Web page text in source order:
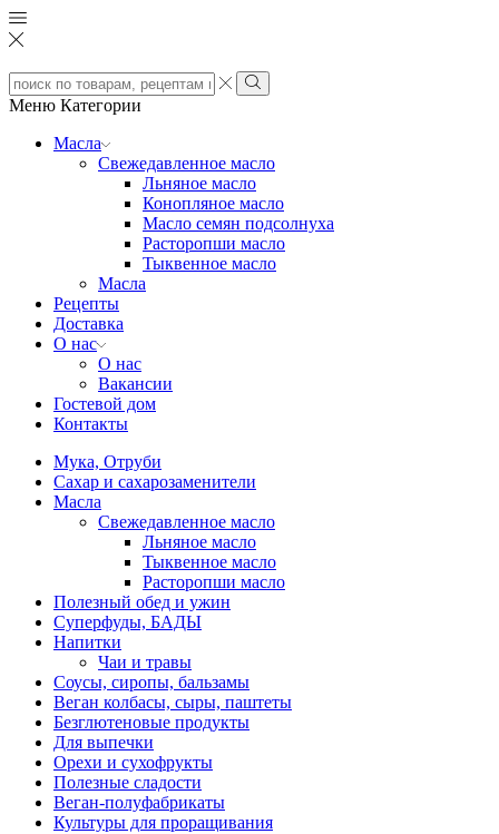
Search
input
Search
Меню Категории
Масла
Свежедавленное масло
Льняное масло
Конопляное масло
Масло семян подсолнуха
Расторопши масло
Тыквенное масло
Масла
Рецепты
Доставка
О нас
О нас
Вакансии
Гостевой дом
Контакты
Мука, Отруби
Сахар и сахарозаменители
Масла
Свежедавленное масло
Льняное масло
Тыквенное масло
Расторопши масло
Полезный обед и ужин
Суперфуды, БАДЫ
Напитки
Чаи и травы
Соусы, сиропы, бальзамы
Веган колбасы, сыры, паштеты
Безглютеновые продукты
Для выпечки
Орехи и сухофрукты
Полезные сладости
Веган-полуфабрикаты
Культуры для проращивания